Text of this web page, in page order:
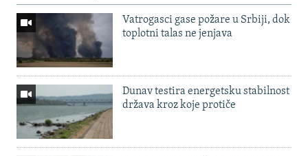
Vatrogasci gase požare u Srbiji, dok
toplotni talas ne jenjava
Dunav testira energetsku stabilnost
država kroz koje protiče